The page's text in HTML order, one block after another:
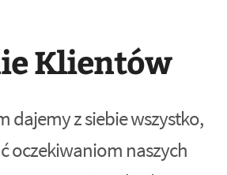
Klientów
dajemy z siebie wszystko,
oczekiwaniom naszych